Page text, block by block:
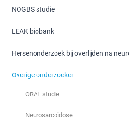
NOGBS studie
LEAK biobank
Hersenonderzoek bij overlijden na
Overige onderzoeken
ORAL studie
Neurosarcoïdose